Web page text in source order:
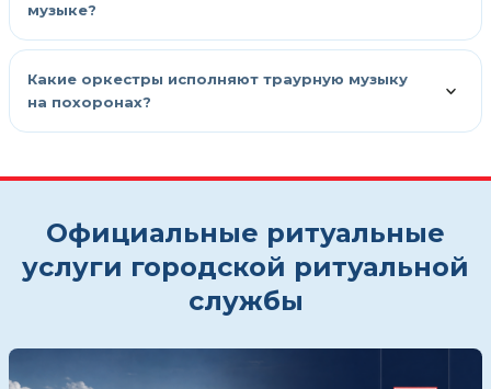
музыке?
Какие оркестры исполняют траурную музыку
на похоронах?
Официальные ритуальные
услуги городской ритуальной
службы